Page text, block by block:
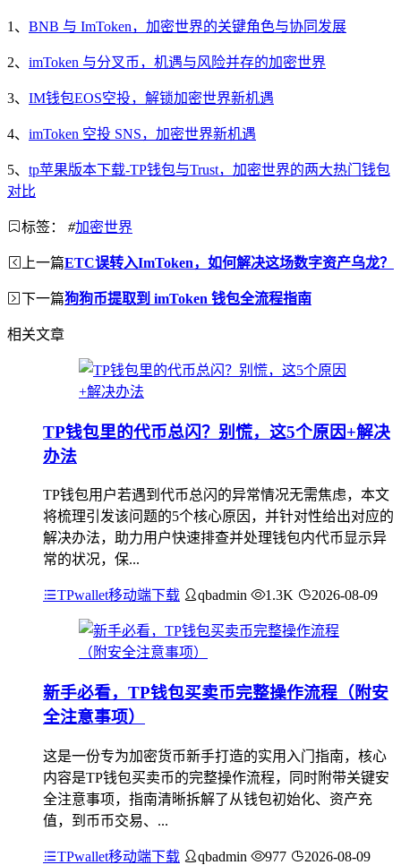
1、 BNB 与 ImToken，加密世界的关键角色与协同发展
2、 imToken 与分叉币，机遇与风险并存的加密世界
3、 IM钱包EOS空投，解锁加密世界新机遇
4、 imToken 空投 SNS，加密世界新机遇
5、 tp苹果版本下载-TP钱包与Trust，加密世界的两大热门钱包
对比
标签： #加密世界
上一篇ETC误转入ImToken，如何解决这场数字资产乌龙？
下一篇狗狗币提取到 imToken 钱包全流程指南
相关文章
TP钱包里的代币总闪？别慌，这5个原因+解决
办法
TP钱包用户若遇到代币总闪的异常情况无需焦虑，本文
将梳理引发该问题的5个核心原因，并针对性给出对应的
解决办法，助力用户快速排查并处理钱包内代币显示异
常的状况，保...
TPwallet移动端下载 qbadmin 1.3K 2026-08-09
新手必看，TP钱包买卖币完整操作流程（附安
全注意事项）
这是一份专为加密货币新手打造的实用入门指南，核心
内容是TP钱包买卖币的完整操作流程，同时附带关键安
全注意事项，指南清晰拆解了从钱包初始化、资产充
值，到币币交易、...
TPwallet移动端下载 qbadmin 977 2026-08-09